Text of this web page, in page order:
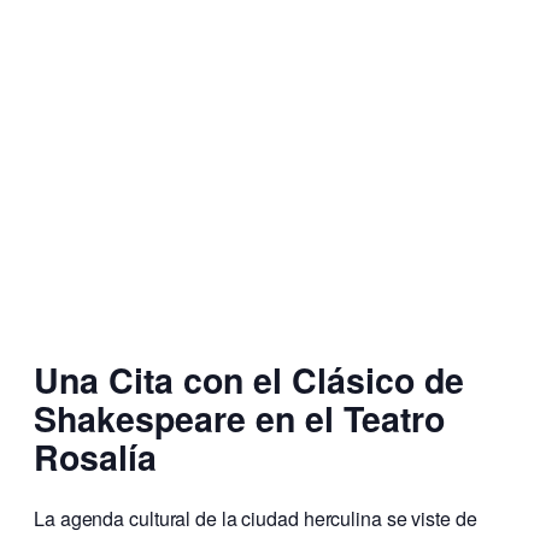
Una Cita con el Clásico de
Shakespeare en el Teatro
Rosalía
La agenda cultural de la ciudad herculina se viste de